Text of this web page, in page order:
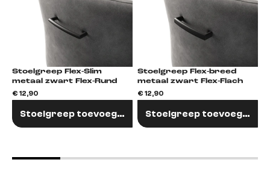
Stoelgreep Flex-Slim
metaal zwart Flex-Rund
€ 12,90
Stoelgreep toevoegen
Stoelgreep Flex-breed
metaal zwart Flex-Flach
€ 12,90
Stoelgreep toevoegen